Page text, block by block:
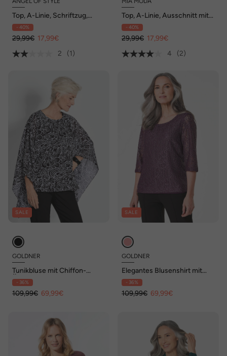
Top, A-Linie, Schriftzug,
Glitzer-Sternchen
- 40%
29,99€ 17,99€
2
(1)
Top, A-Linie, Ausschnitt mit
Schlitz und Band
- 40%
29,99€ 17,99€
4
(2)
SALE
GOLDNER
Tunikbluse mit Chiffon-
Überwurf, Print
- 36%
109,99€ 69,99€
SALE
GOLDNER
Elegantes Blusenshirt mit
Glanzeffekt
- 36%
109,99€ 69,99€